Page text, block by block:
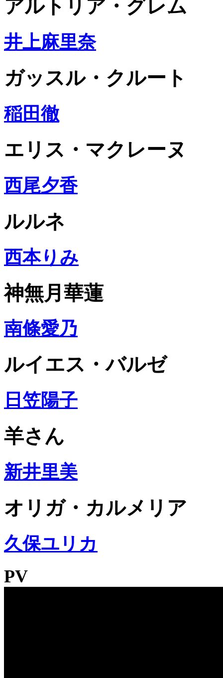
アルトリア・グレム
井上麻里奈
ガッスル・クルート
稲田徹
エリス・マクレーヌ
西尾夕香
ルルネ
西本りみ
神無月華蓮
南條愛乃
ルイエス・バルゼ
日笠陽子
羊さん
新井里美
オリガ・カルメリア
久保ユリカ
PV